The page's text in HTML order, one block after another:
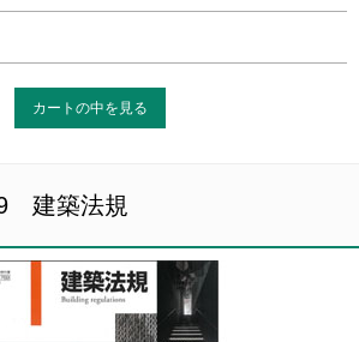
カートの中を見る
建築法規